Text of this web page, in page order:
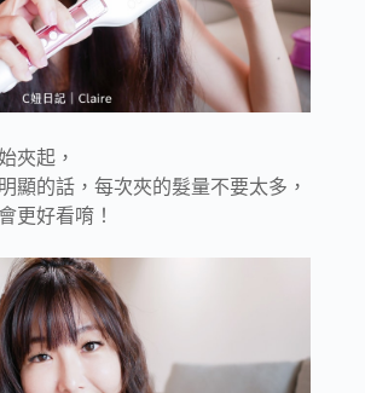
夾起，
顯的話，每次夾的髮量不要太多，
更好看唷！